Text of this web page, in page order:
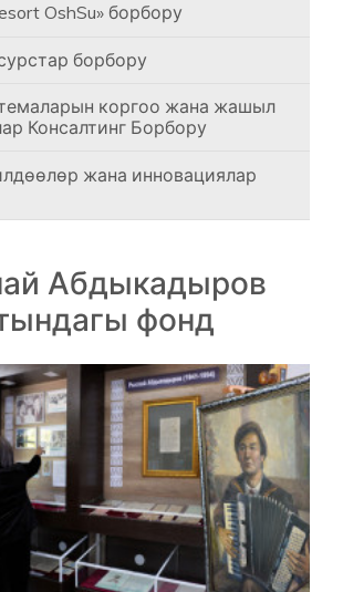
OshSu» борбору
борбору
коргоо жана жашыл
Консалтинг Борбору
жана инновациялар
Абдыкадыров
фонд